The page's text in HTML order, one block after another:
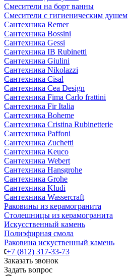
Смесители на борт ванны
Смесители с гигиеническим душем
Сантехника Remer
Сантехника Bossini
Сантехника Gessi
Сантехника IB Rubinetti
Сантехника Giulini
Сантехника Nikolazzi
Сантехника Cisal
Сантехника Cea Design
Сантехника Fima Carlo frattini
Сантехника Fir Italia
Сантехника Boheme
Сантехника Cristina Rubinetterie
Сантехника Paffoni
Сантехника Zuchetti
Сантехника Keuco
Сантехника Webert
Сантехника Hansgrohe
Сантехника Grohe
Сантехника Kludi
Сантехника Wassercraft
Раковины из керамогранита
Столешницы из керамогранита
Искусственный камень
Полиэфирная смола
Раковина искуственный камень
+7 (812) 317-33-73
Заказать звонок
Задать вопрос